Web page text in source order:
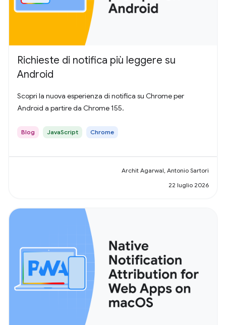
Richieste di notifica più leggere su
Android
Scopri la nuova esperienza di notifica su Chrome per
Android a partire da Chrome 155.
Blog JavaScript Chrome
Archit Agarwal, Antonio Sartori
22 luglio 2026